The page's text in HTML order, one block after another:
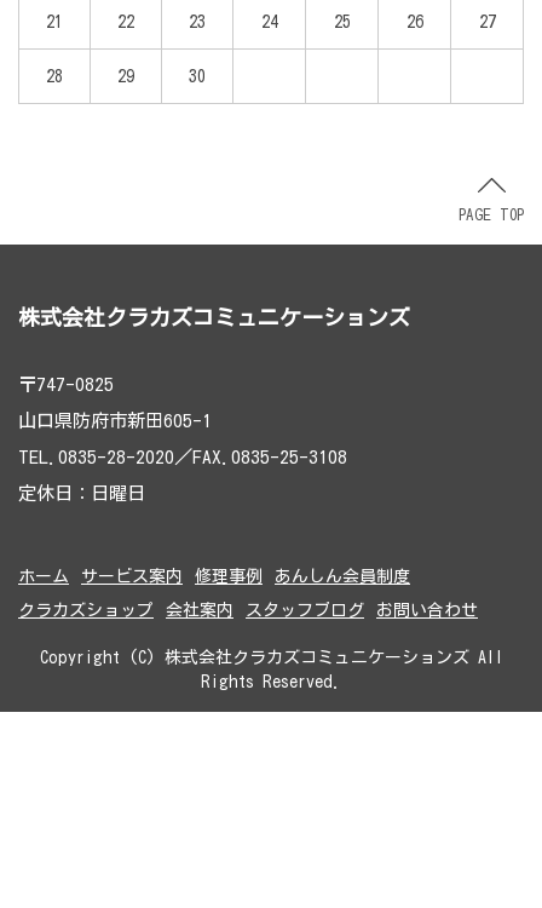
21 22 23 24 25 26 27
28 29 30
PAGE TOP
株式会社クラカズコミュニケーションズ
〒747-0825
山口県防府市新田605-1
TEL.0835-28-2020／FAX.0835-25-3108
定休日：日曜日
ホーム サービス案内 修理事例
あんしん会員制度
クラカズショップ
会社案内 スタッフブログ お問い合わせ
Copyright (C) 株式会社クラカズコミュニケーションズ All
Rights Reserved.